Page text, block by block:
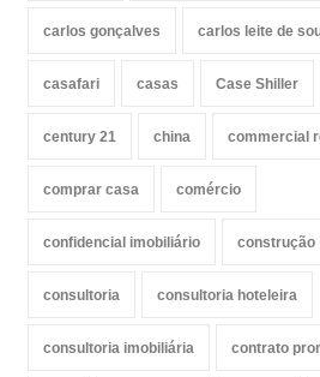
carlos gonçalves carlos leite de
casafari casas Case Shiller
century 21 china commercial
comprar casa comércio
confidencial imobiliário construção
consultoria consultoria hoteleira
consultoria imobiliária contrato